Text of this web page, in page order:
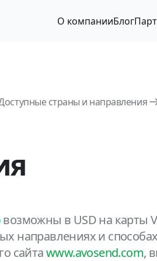
О компанииБлог
страны и направления
возможны в USD на карты
направлениях и
сайтаwww.avosend.com,